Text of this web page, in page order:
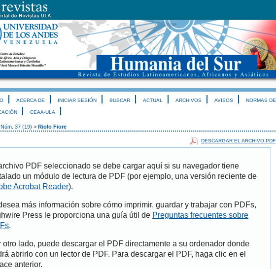
ACERCA DE INICIAR SESIÓN BUSCAR ACTUAL ARCHIVOS AVISOS NORMAS DE
CEAA-ULA
Núm. 37 (19) > Riolo Fiore
DESCARGAR EL ARCHIVO PDF
PDF seleccionado se debe cargar aquí si su navegador tiene
un módulo de lectura de PDF (por ejemplo, una versión reciente de
Acrobat Reader).
más información sobre cómo imprimir, guardar y trabajar con PDFs,
Press le proporciona una guía útil de Preguntas frecuentes sobre
.
otro lado, puede descargar el PDF directamente a su ordenador donde
abrirlo con un lector de PDF. Para descargar el PDF, haga clic en el
anterior.